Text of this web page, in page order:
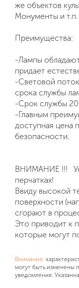
же объектов
Монументы и т.п.
Преимущества:
-Лампы
придает
-Световой
срока службы
-Срок службы
-Главным
доступная цена
безопасности.
ВНИМАНИЕ !!!
перчатках!
Ввиду высокой
поверхности
сгорают в
Это приводит к
которые могут
Внимание:
могут быть изменены
уведомления.